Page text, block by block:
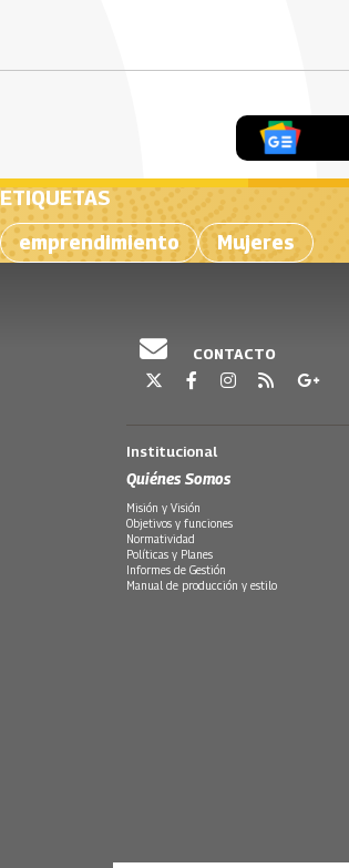
ETIQUETAS
emprendimiento
Mujeres
CONTACTO
Institucional
Quiénes Somos
Misión y Visión
Objetivos y funciones
Normatividad
Políticas y Planes
Informes de Gestión
Manual de producción y estilo